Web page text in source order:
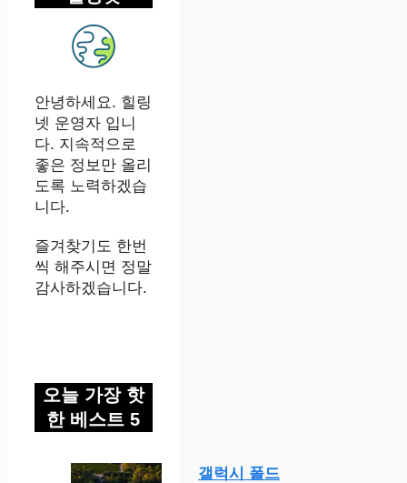
안녕하세요. 힐링
넷 운영자 입니
다. 지속적으로
좋은 정보만 올리
도록 노력하겠습
니다.
즐겨찾기도 한번
씩 해주시면 정말
감사하겠습니다.
오늘 가장 핫
한 베스트 5
갤럭시 폴드